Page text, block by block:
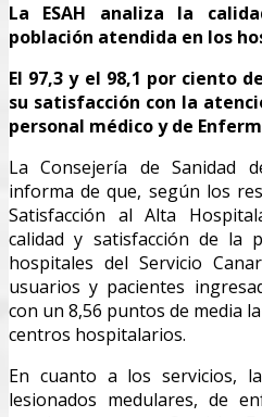
La ESAH analiza la
población atendida en los
El 97,3 y el 98,1 por ciento
su satisfacción con la
personal médico y de
La Consejería de Sanidad
informa de que, según los
Satisfacción al Alta
calidad y satisfacción de la
hospitales del Servicio
usuarios y pacientes
con un 8,56 puntos de media
centros hospitalarios.
En cuanto a los servicios,
lesionados medulares, de